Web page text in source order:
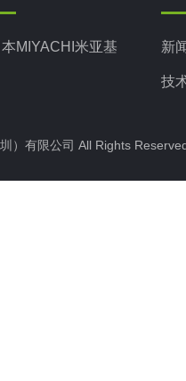
本MIYACHI米亚基 新
技
）有限公司 All Rights